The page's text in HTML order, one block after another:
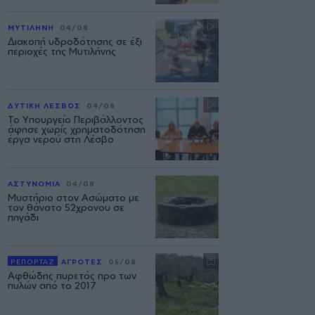
ΜΥΤΙΛΗΝΗ 04/08
Διακοπή υδροδότησης σε έξι
περιοχές της Μυτιλήνης
ΔΥΤΙΚΗ ΛΕΣΒΟΣ 04/08
Το Υπουργείο Περιβάλλοντος
άφησε χωρίς χρηματοδότηση
έργα νερού στη Λέσβο
ΑΣΤΥΝΟΜΙΑ 04/08
Μυστήριο στον Ασώματο με
τον θάνατο 52χρονου σε
πηγάδι
ΡΕΠΟΡΤΑΖ ΑΓΡΟΤΕΣ 05/08
Αφθώδης πυρετός προ των
πυλών από το 2017